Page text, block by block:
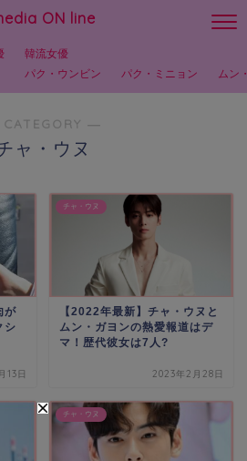
ON line
韓流女優
パク・ウンビン
パク・ミニョン ムン
―
ャ・ウヌ
が
シ
13日
チャ・ウヌ
【2022年最新】チャ・ウヌと
ムン・ガヨンの熱愛報道はデ
マ！歴代彼女は7人?
2023年2月28日
チャ・ウヌ